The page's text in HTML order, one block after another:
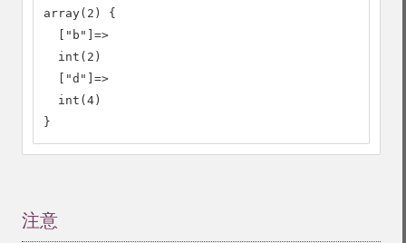
array(2) {
  ["b"]=>
  int(2)
  ["d"]=>
  int(4)
}
注意